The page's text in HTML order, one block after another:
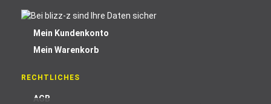
Mein Kundenkonto
Mein Warenkorb
RECHTLICHES
AGB